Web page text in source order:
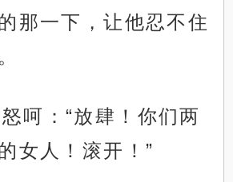
那一下，让他忍不住
呵：“放肆！你们两
女人！滚开！”